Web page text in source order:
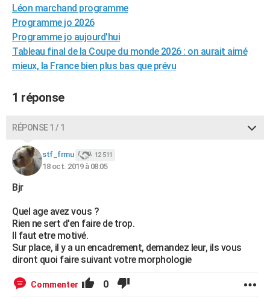
Léon marchand programme
Programme jo 2026
Programme jo aujourd'hui
Tableau final de la Coupe du monde 2026 : on aurait aimé
mieux, la France bien plus bas que prévu
1 réponse
RÉPONSE 1 / 1
stf_frmu 12 511
18 oct. 2019 à 08:05
Bjr
Quel age avez vous ?
Rien ne sert d'en faire de trop.
Il faut etre motivé.
Sur place, il y a un encadrement, demandez leur, ils vous
diront quoi faire suivant votre morphologie
Commenter 0